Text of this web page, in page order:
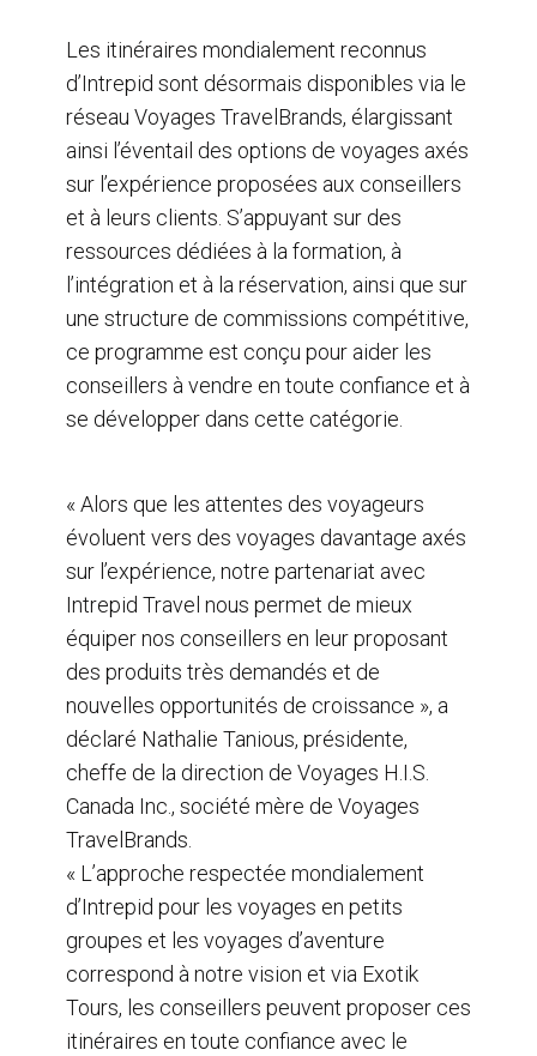
Les itinéraires mondialement reconnus
d’Intrepid sont désormais disponibles via le
réseau Voyages TravelBrands, élargissant
ainsi l’éventail des options de voyages axés
sur l’expérience proposées aux conseillers
et à leurs clients. S’appuyant sur des
ressources dédiées à la formation, à
l’intégration et à la réservation, ainsi que sur
une structure de commissions compétitive,
ce programme est conçu pour aider les
conseillers à vendre en toute confiance et à
se développer dans cette catégorie.
« Alors que les attentes des voyageurs
évoluent vers des voyages davantage axés
sur l’expérience, notre partenariat avec
Intrepid Travel nous permet de mieux
équiper nos conseillers en leur proposant
des produits très demandés et de
nouvelles opportunités de croissance », a
déclaré Nathalie Tanious, présidente,
cheffe de la direction de Voyages H.I.S.
Canada Inc., société mère de Voyages
TravelBrands.
« L’approche respectée mondialement
d’Intrepid pour les voyages en petits
groupes et les voyages d’aventure
correspond à notre vision et via Exotik
Tours, les conseillers peuvent proposer ces
itinéraires en toute confiance avec le